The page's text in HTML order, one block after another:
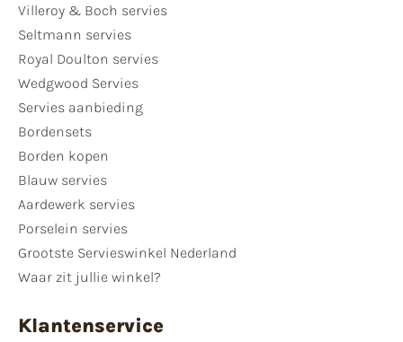
Villeroy & Boch servies
Seltmann servies
Royal Doulton servies
Wedgwood Servies
Servies aanbieding
Bordensets
Borden kopen
Blauw servies
Aardewerk servies
Porselein servies
Grootste Servieswinkel Nederland
Waar zit jullie winkel?
Klantenservice